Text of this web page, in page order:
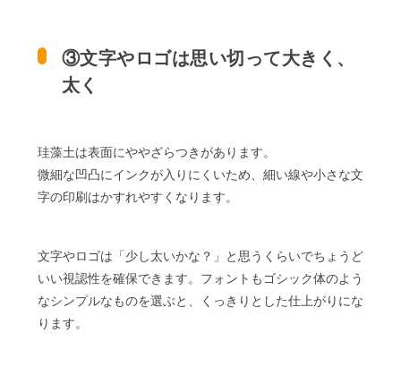
③文字やロゴは思い切って大きく、
太く
珪藻土は表面にややざらつきがあります。
微細な凹凸にインクが入りにくいため、細い線や小さな文
字の印刷はかすれやすくなります。
文字やロゴは「少し太いかな？」と思うくらいでちょうど
いい視認性を確保できます。フォントもゴシック体のよう
なシンプルなものを選ぶと、くっきりとした仕上がりにな
ります。